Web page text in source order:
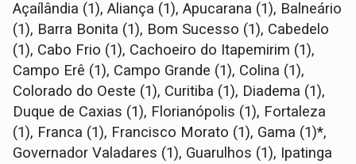
Açaílândia (1), Aliança (1), Apucarana (1), Balneário
(1), Barra Bonita (1), Bom Sucesso (1), Cabedelo
(1), Cabo Frio (1), Cachoeiro do Itapemirim (1),
Campo Erê (1), Campo Grande (1), Colina (1),
Colorado do Oeste (1), Curitiba (1), Diadema (1),
Duque de Caxias (1), Florianópolis (1), Fortaleza
(1), Franca (1), Francisco Morato (1), Gama (1)*,
Governador Valadares (1), Guarulhos (1), Ipatinga